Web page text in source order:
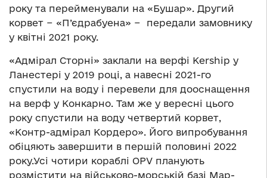
року та перейменували на «Бушар». Другий
корвет − «П’єдрабуена» − передали замовнику
у квітні 2021 року.
«Адмірал Сторні» заклали на верфі Kership у
Ланестері у 2019 році, а навесні 2021-го
спустили на воду і перевели для дооснащення
на верф у Конкарно. Там же у вересні цього
року спустили на воду четвертий корвет,
«Контр-адмірал Кордеро». Його випробування
обіцяють завершити в першій половині 2022
року.Усі чотири кораблі OPV планують
розмістити на військово-морській базі Мар-